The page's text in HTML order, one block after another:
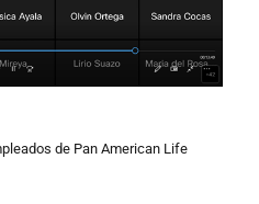
de Pan American Life